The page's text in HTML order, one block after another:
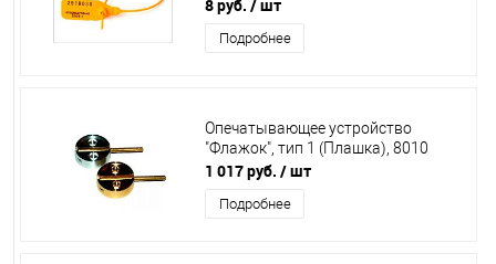
8 руб. / шт
Подробнее
Опечатывающее устройство
"Флажок", тип 1 (Плашка), 8010
1 017 руб. / шт
Подробнее